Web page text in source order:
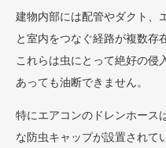
建物内部には配管やダクト、
と室内をつなぐ経路が複数存
これらは虫にとって絶好の侵
あっても油断できません。
特にエアコンのドレンホース
な防虫キャップが設置されて